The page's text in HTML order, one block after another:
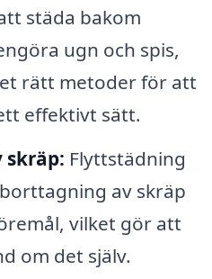
städa bakom
ugn och spis,
rätt metoder för att
effektivt sätt.
skräp: Flyttstädning
av skräp
vilket gör att
om det själv.